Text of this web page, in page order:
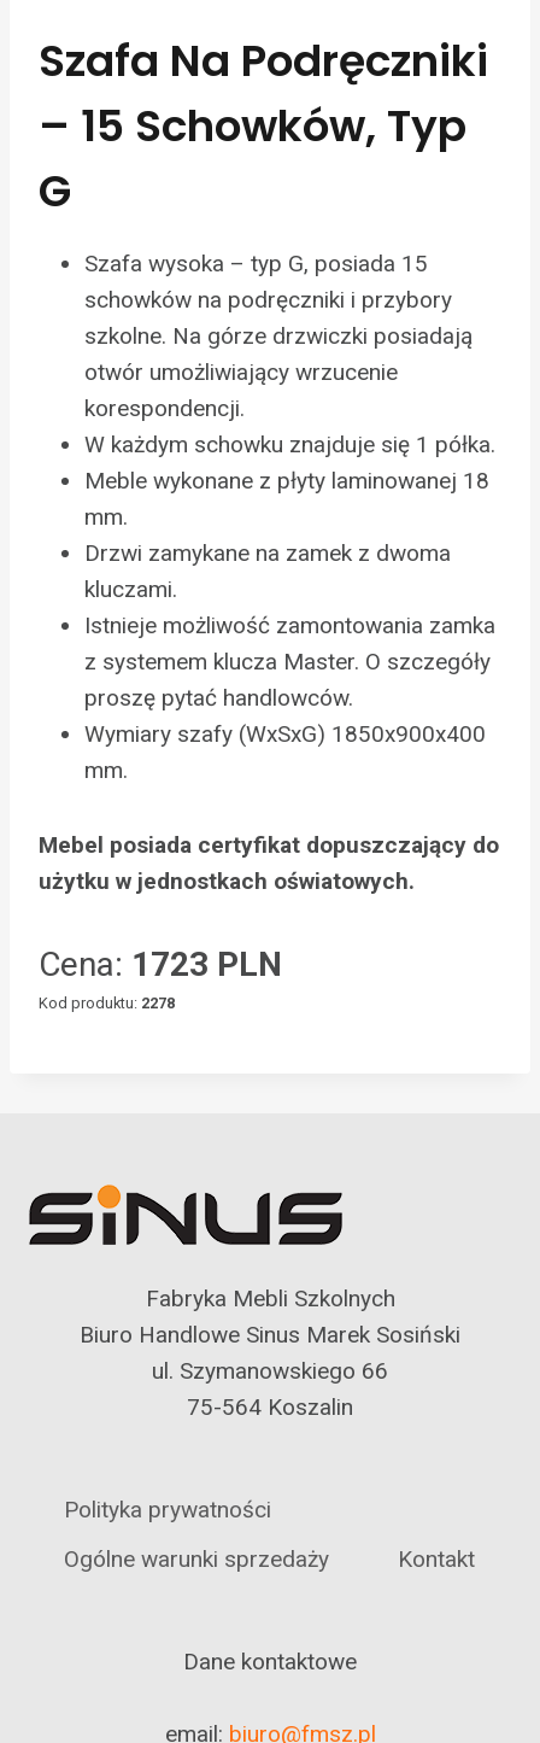
Szafa Na Podręczniki
– 15 Schowków, Typ
G
Szafa wysoka – typ G, posiada 15
schowków na podręczniki i przybory
szkolne. Na górze drzwiczki posiadają
otwór umożliwiający wrzucenie
korespondencji.
W każdym schowku znajduje się 1 półka.
Meble wykonane z płyty laminowanej 18
mm.
Drzwi zamykane na zamek z dwoma
kluczami.
Istnieje możliwość zamontowania zamka
z systemem klucza Master. O szczegóły
proszę pytać handlowców.
Wymiary szafy (WxSxG) 1850x900x400
mm.
Mebel posiada certyfikat dopuszczający do
użytku w jednostkach oświatowych.
Cena: 1723 PLN
Kod produktu: 2278
Fabryka Mebli Szkolnych
Biuro Handlowe Sinus Marek Sosiński
ul. Szymanowskiego 66
75-564 Koszalin
Polityka prywatności
Ogólne warunki sprzedaży
Kontakt
Dane kontaktowe
email: biuro@fmsz.pl